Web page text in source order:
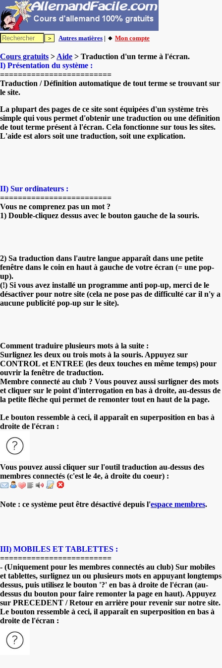
Autres matières | 🔸 Mon compte
Cours gratuits > Aide > Traduction d'un terme à l'écran.
I) Présentation du système :
=========================
Traduction / Définition automatique de tout terme se trouvant sur
le site.
La plupart des pages de ce site sont équipées d'un système très
simple qui vous permet d'obtenir une traduction ou une définition
de tout terme présent à l'écran. Cela fonctionne sur tous les sites.
L'aide est alors soit une traduction, soit une explication.
II) Sur ordinateurs :
=========================
Vous ne comprenez pas un mot ?
1) Double-cliquez dessus avec le bouton gauche de la souris.
2) Sa traduction dans l'autre langue apparaît dans une petite
fenêtre dans le coin en haut à gauche de votre écran (= une pop-
up).
(!) Si vous avez installé un programme anti pop-up, merci de le
désactiver pour notre site (cela ne pose pas de difficulté car il n'y a
aucune publicité pop-up sur le site).
Comment traduire plusieurs mots à la suite :
Surlignez les deux ou trois mots à la souris. Appuyez sur
CONTROL et ENTREE (les deux touches en même temps) pour
ouvrir la fenêtre de traduction.
Membre connecté au club ? Vous pouvez aussi surligner des mots
et cliquer sur le point d'interrogation en bas à droite, au-dessus de
la petite flèche qui permet de remonter tout en haut de la page.
Le bouton ressemble à ceci, il apparaît en superposition en bas à
droite de l'écran :
Vous pouvez aussi cliquer sur l'outil traduction au-dessus des
membres connectés (c'est le 4e, à droite du coeur) :
Note : ce système peut être désactivé depuis l'espace membres.
III) MOBILES ET TABLETTES :
=========================
- (Uniquement pour les membres connectés au club) Sur mobiles
et tablettes, surlignez un ou plusieurs mots en appuyant longtemps
dessus, puis utilisez le bouton '?' en bas à droite de l'écran (au-
dessus du bouton pour faire remonter la page en haut). Appuyez
sur PRECEDENT / Retour en arrière pour revenir sur notre site.
Le bouton ressemble à ceci, il apparaît en superposition en bas à
droite de l'écran :